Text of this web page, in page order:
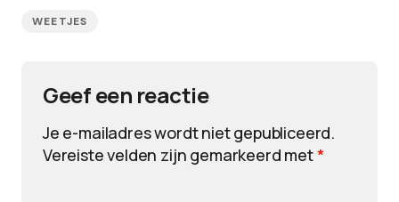
WEETJES
Geef een reactie
Je e-mailadres wordt niet gepubliceerd.
Vereiste velden zijn gemarkeerd met*